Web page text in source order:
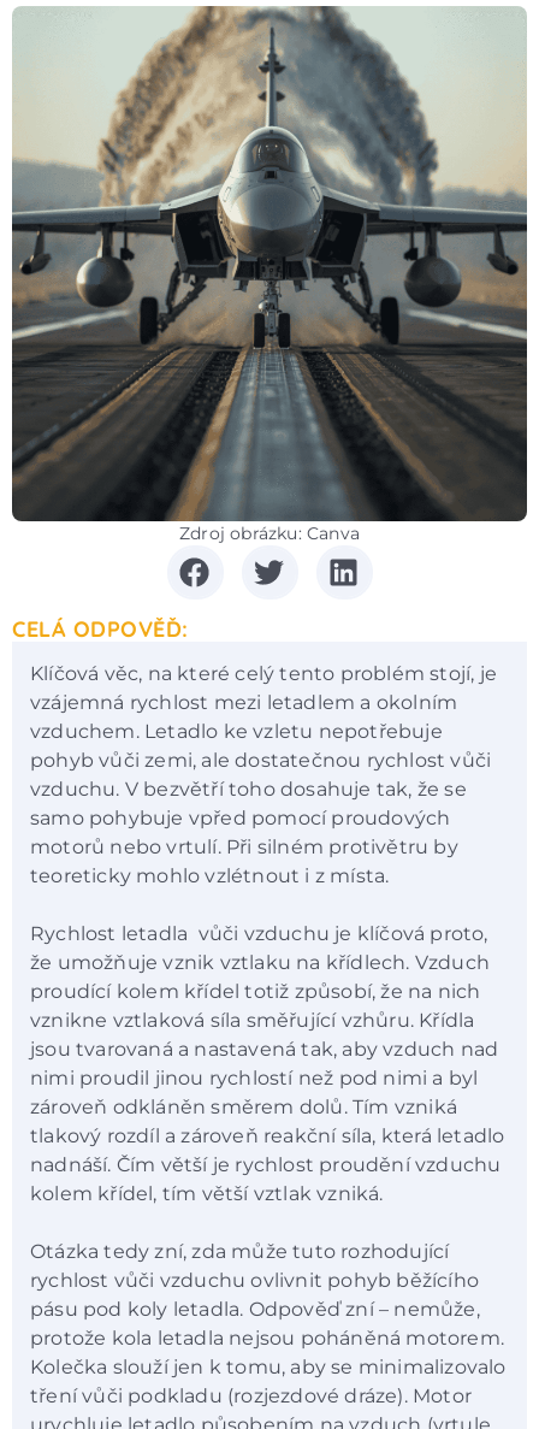
Zdroj obrázku: Canva
CELÁ ODPOVĚĎ:
Klíčová věc, na které celý tento problém stojí, je
vzájemná rychlost mezi letadlem a okolním
vzduchem. Letadlo ke vzletu nepotřebuje
pohyb vůči zemi, ale dostatečnou rychlost vůči
vzduchu. V bezvětří toho dosahuje tak, že se
samo pohybuje vpřed pomocí proudových
motorů nebo vrtulí. Při silném protivětru by
teoreticky mohlo vzlétnout i z místa.
Rychlost letadla vůči vzduchu je klíčová proto,
že umožňuje vznik vztlaku na křídlech. Vzduch
proudící kolem křídel totiž způsobí, že na nich
vznikne vztlaková síla směřující vzhůru. Křídla
jsou tvarovaná a nastavená tak, aby vzduch nad
nimi proudil jinou rychlostí než pod nimi a byl
zároveň odkláněn směrem dolů. Tím vzniká
tlakový rozdíl a zároveň reakční síla, která letadlo
nadnáší. Čím větší je rychlost proudění vzduchu
kolem křídel, tím větší vztlak vzniká.
Otázka tedy zní, zda může tuto rozhodující
rychlost vůči vzduchu ovlivnit pohyb běžícího
pásu pod koly letadla. Odpověď zní – nemůže,
protože kola letadla nejsou poháněná motorem.
Kolečka slouží jen k tomu, aby se minimalizovalo
tření vůči podkladu (rozjezdové dráze). Motor